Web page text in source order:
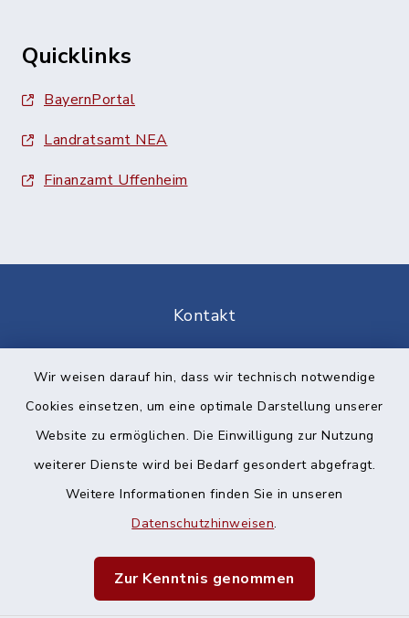
Wir weisen darauf hin, dass wir technisch notwendige
Cookies einsetzen, um eine optimale Darstellung unserer
Website zu ermöglichen. Die Einwilligung zur Nutzung
weiterer Dienste wird bei Bedarf gesondert abgefragt.
Weitere Informationen finden Sie in unseren
Datenschutzhinweisen.
Zur Kenntnis genommen
Quicklinks
BayernPortal
Landratsamt NEA
Finanzamt Uffenheim
Kontakt
Datenschutz
Impressum
Sitemap
Cookie-Einstellungen